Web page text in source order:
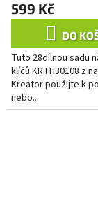
599 Kč
DO
Tuto 28dílnou sadu
klíčů KRTH30108 z
Kreator použijte k
nebo...